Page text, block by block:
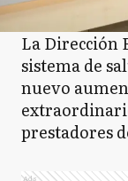
La Dirección
sistema de
nuevo
prestadores
Ads